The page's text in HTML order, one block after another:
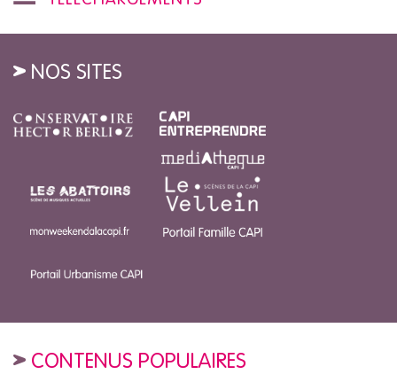
NOS SITES
CONTENUS POPULAIRES